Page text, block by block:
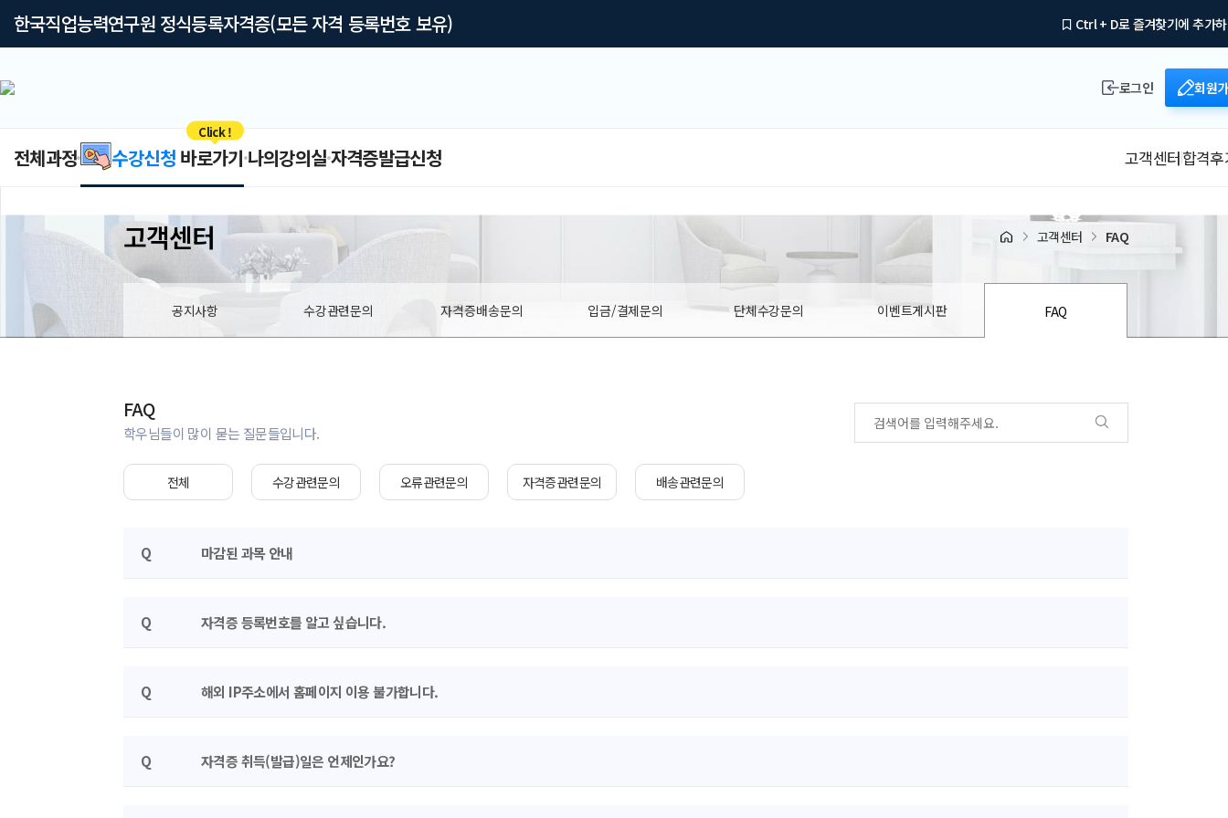
한국직업능력연구원 정식등록자격증(모든 자격 등록번호 보유) Ctrl + D로 즐겨찾기에 추가
로그인 회원
전체과정 수강신청바로가기
Click !
나의강의실자격증발급신청 고객센터합격
고객센터 고객센터 FAQ
공지사항 수강관련문의 자격증배송문의 입금/결제문의 단체수강문의 이벤트게시판 FAQ
FAQ
학우님들이 많이 묻는 질문들입니다.
전체 수강관련문의 오류관련문의 자격증관련문의 배송관련문의
Q 마감된 과목 안내
Q 자격증 등록번호를 알고 싶습니다.
Q 해외 IP주소에서 홈페이지 이용 불가합니다.
Q 자격증 취득(발급)일은 언제인가요?